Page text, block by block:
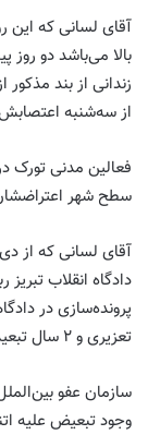
آقای لسانی که این
بالا می‌باشد دو
زندانی از بند
از سه‌شنبه
فعالین مدنی تورک
سطح شهر
دادگاه انقلاب
تعزیری و ۲ سال تبعید به یزد محکوم شده است.
سازمان عفو
وجود تبعیض علیه